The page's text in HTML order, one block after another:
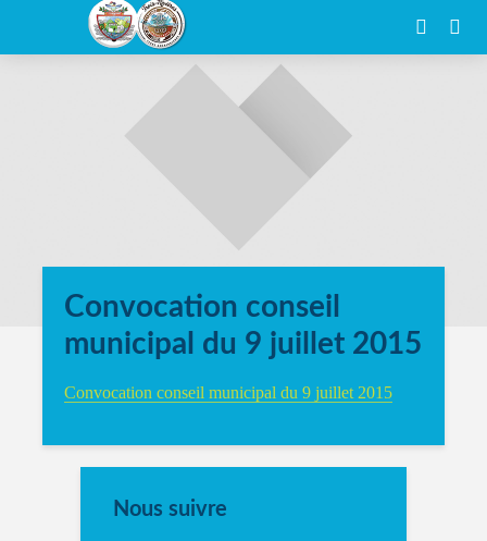
Convocation conseil
municipal du 9 juillet 2015
Convocation conseil municipal du 9 juillet 2015
Nous suivre